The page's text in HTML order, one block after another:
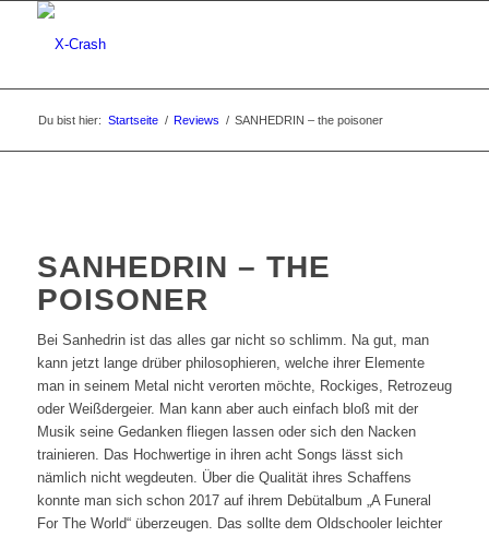
Du bist hier: Startseite / Reviews / SANHEDRIN – the poisoner
SANHEDRIN – THE
POISONER
Bei Sanhedrin ist das alles gar nicht so schlimm. Na gut, man
kann jetzt lange drüber philosophieren, welche ihrer Elemente
man in seinem Metal nicht verorten möchte, Rockiges, Retrozeug
oder Weißdergeier. Man kann aber auch einfach bloß mit der
Musik seine Gedanken fliegen lassen oder sich den Nacken
trainieren. Das Hochwertige in ihren acht Songs lässt sich
nämlich nicht wegdeuten. Über die Qualität ihres Schaffens
konnte man sich schon 2017 auf ihrem Debütalbum „A Funeral
For The World“ überzeugen. Das sollte dem Oldschooler leichter